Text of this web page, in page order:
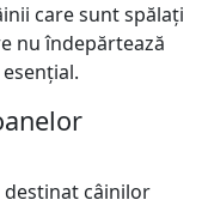
care sunt spălați
nu îndepărtează
câinilor